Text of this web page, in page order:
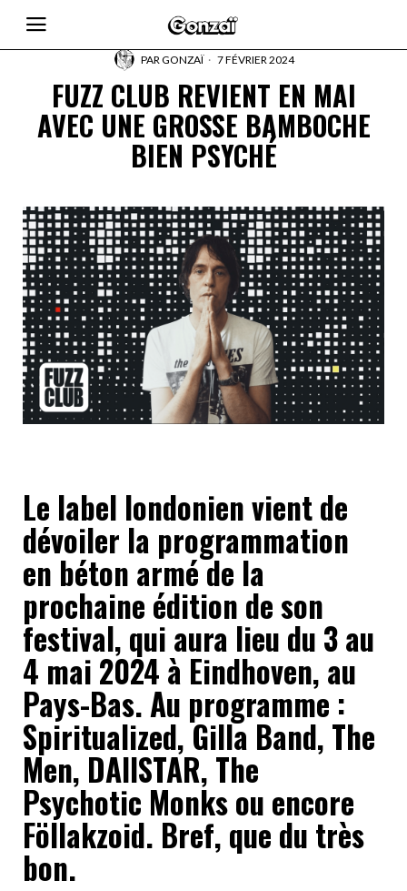
PARGONZAÏ 7 FÉVRIER 2024
FUZZ CLUB REVIENT EN MAI
AVEC UNE GROSSE BAMBOCHE
BIEN PSYCHÉ
Le label londonien vient de
dévoiler la programmation
en béton armé de la
prochaine édition de son
festival, qui aura lieu du 3 au
4 mai 2024 à Eindhoven, au
Pays-Bas. Au programme :
Spiritualized, Gilla Band, The
Men, DAIISTAR, The
Psychotic Monks ou encore
Föllakzoid. Bref, que du très
bon.